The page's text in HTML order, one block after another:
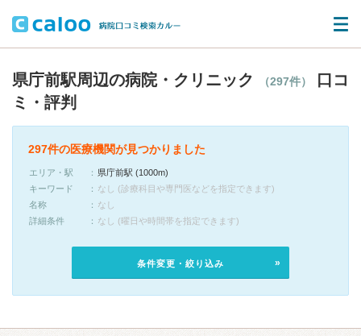
県庁前駅周辺の病院・クリニック （297件）
口コ
ミ・評判
297件の医療機関が見つかりました
エリア・駅
県庁前駅 (1000m)
キーワード
なし (診療科目や専門医などを指定できます)
名称
なし
詳細条件
なし (曜日や時間帯を指定できます)
条件変更・絞り込み